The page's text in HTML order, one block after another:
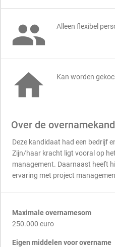
 Alleen flexibel
 Kan worden
Over de
Deze kandidaat had een bedrijf
Zijn/haar kracht ligt vooral op
management. Daarnaast heeft
ervaring met project
Maximale overnamesom
250.000 euro
Eigen middelen voor overname